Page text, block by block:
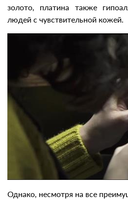
золото, платина также
людей с чувствительной
Однако, несмотря на все